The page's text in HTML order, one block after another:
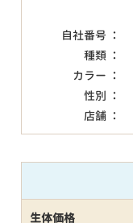
自社番号 ：
種類 ：
カラー ：
性別 ：
店舗 ：
生体価格